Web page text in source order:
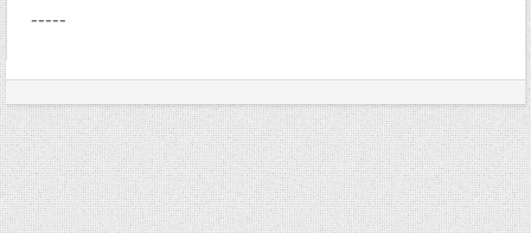
-----